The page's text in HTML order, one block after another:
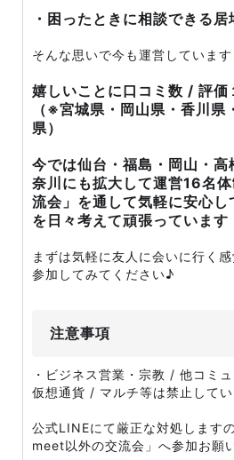
・困ったときに相談できる居
そんな思いで今も運営しています
嬉しいことに口コミ数 / 評価
（※宮城県・岡山県・香川県
県）
今では仙台・福島・岡山・
奈川にも拡大して運営16名
流会」を通して気軽に安心
を日々考えて頑張っています
まずは気軽に友人に会いに行く
参加してみてください♪
注意事項
・ビジネス営業・宗教 / 他コミ
仮想通貨 / マルチ等は禁止してい
公式LINEにて厳正な対処します
meet以外の交流会」へ参加お願